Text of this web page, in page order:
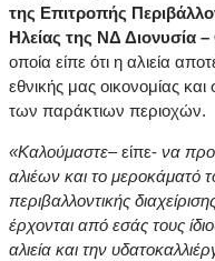
της Επιτροπής
Ηλείας της ΝΔ Διονυσία
οποία είπε ότι η αλιεία
εθνικής μας οικονομίας
των παράκτιων περιοχών.
«Καλούμαστε– είπε- να
αλιέων και το μεροκάματό
περιβαλλοντικής
έρχονται από εσάς τους
αλιεία και την